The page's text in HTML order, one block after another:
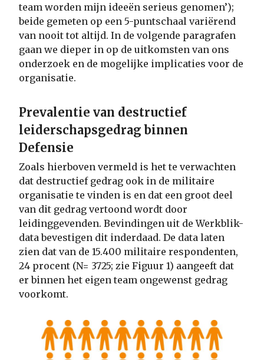
team worden mijn ideeën serieus genomen’);
beide gemeten op een 5-puntschaal variërend
van nooit tot altijd. In de volgende paragrafen
gaan we dieper in op de uitkomsten van ons
onderzoek en de mogelijke implicaties voor de
organisatie.
Prevalentie van destructief
leiderschapsgedrag binnen
Defensie
Zoals hierboven vermeld is het te verwachten
dat destructief gedrag ook in de militaire
organisatie te vinden is en dat een groot deel
van dit gedrag vertoond wordt door
leidinggevenden. Bevindingen uit de Werkblik-
data bevestigen dit inderdaad. De data laten
zien dat van de 15.400 militaire respondenten,
24 procent (N= 3725; zie Figuur 1) aangeeft dat
er binnen het eigen team ongewenst gedrag
voorkomt.